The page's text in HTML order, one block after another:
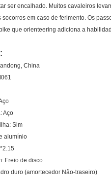
ser encalhado. Muitos cavaleiros
socorros em caso de ferimento. Os
que orienteering adiciona a
China
Aço
Sim
alumínio
Freio de disco
duro (amortecedor Não-traseiro)